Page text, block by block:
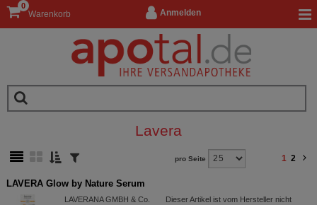
Anmelden
Warenkorb
0
Lavera
pro Seite 1 2
LAVERA Glow by Nature Serum
LAVERANA GMBH & Co.
Dieser Artikel ist vom Hersteller nicht